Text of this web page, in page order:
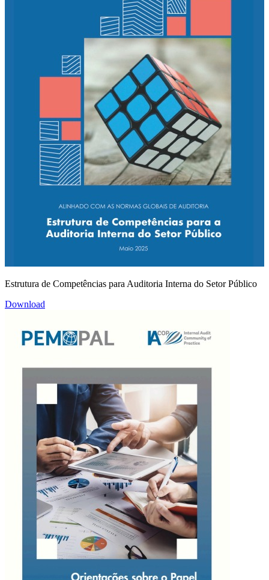
Estrutura de Competências para Auditoria Interna do Setor Público
Download